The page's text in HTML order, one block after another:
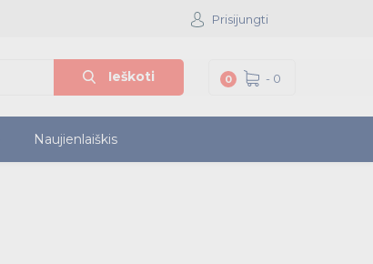
Prisijungti
Ieškoti 0 - 0
Naujienlaiškis